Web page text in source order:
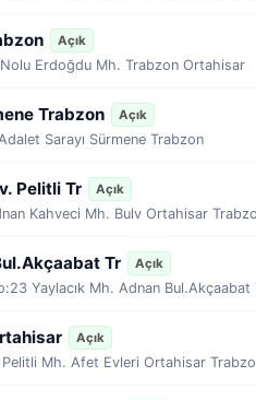
Açık
Erdoğdu Mh. Trabzon Ortahisar
Trabzon Açık
Sarayı Sürmene Trabzon
Pelitli Tr Açık
Kahveci Mh. Bulv Ortahisar
Tr Açık
Yaylacık Mh. Adnan
Açık
Mh. Afet Evleri Ortahisar